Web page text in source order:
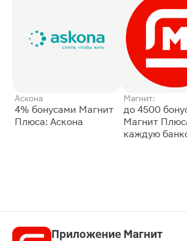
Аскона
4% бонусами Магнит
Плюса: Аскона
Магнит:
до 4500
Магнит
каждую
Приложение Магнит